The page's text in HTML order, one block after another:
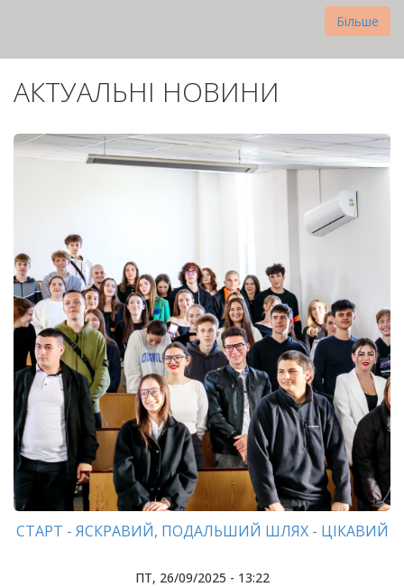
Більше
АКТУАЛЬНІ НОВИНИ
СТАРТ - ЯСКРАВИЙ, ПОДАЛЬШИЙ ШЛЯХ - ЦІКАВИЙ
ПТ, 26/09/2025 - 13:22